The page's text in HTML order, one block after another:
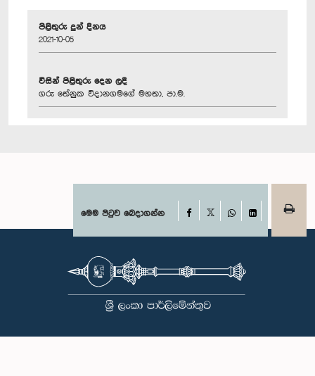
පිළිතුරු දුන් දිනය
2021-10-05
විසින් පිළිතුරු දෙන ලදී
ගරු තේනුක විදානගමගේ මහතා, පා.ම.
මෙම පිටුව බෙදාගන්න Facebook
WhatsAppLinkedIn